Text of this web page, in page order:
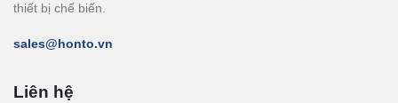
thiết bị chế biến.
sales@honto.vn
Liên hệ